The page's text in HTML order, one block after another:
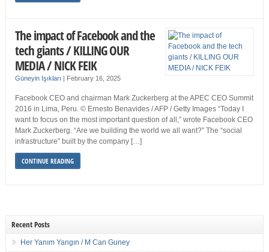
The impact of Facebook and the
tech giants / KILLING OUR
MEDIA / NICK FEIK
Güneyin Işıkları | February 16, 2025
Facebook CEO and chairman Mark Zuckerberg at the APEC CEO Summit
2016 in Lima, Peru. © Ernesto Benavides / AFP / Getty Images “Today I
want to focus on the most important question of all,” wrote Facebook CEO
Mark Zuckerberg. “Are we building the world we all want?” The “social
infrastructure” built by the company […]
CONTINUE READING
Recent Posts
Her Yanım Yangın / M Can Guney